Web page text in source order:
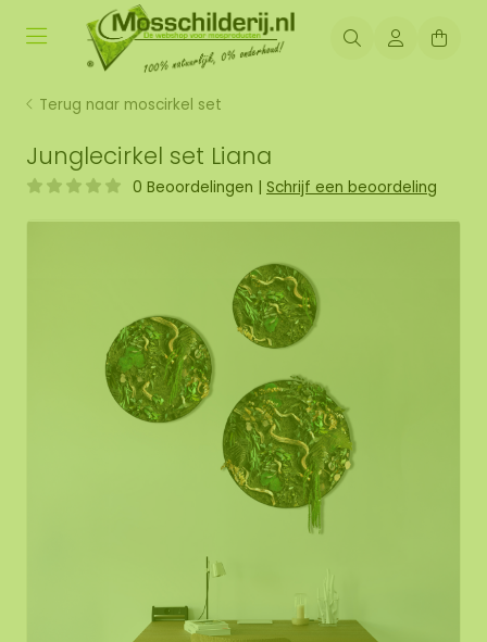
Terug naar moscirkel set
Junglecirkel set Liana
0 Beoordelingen | Schrijf een beoordeling